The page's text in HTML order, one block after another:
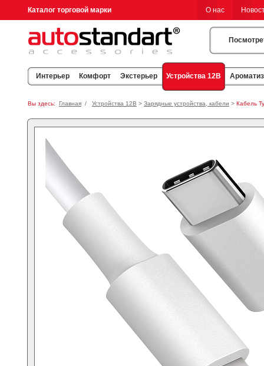
Каталог торговой марки О нас
Интерьер Комфорт Экстерьер Устройства 12В
Вы здесь: Главная / Устройства 12В > Зарядные устройства, кабели > Кабель